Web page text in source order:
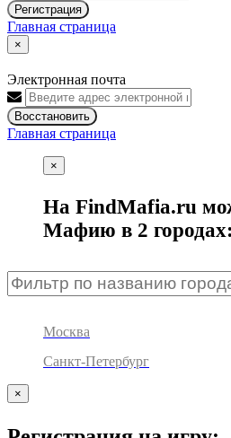
Регистрация
Главная страница
×
Электронная почта
Восстановить
Главная страница
×
На FindMafia.ru
Мафию в 2 городах:
Москва
Санкт-Петербург
×